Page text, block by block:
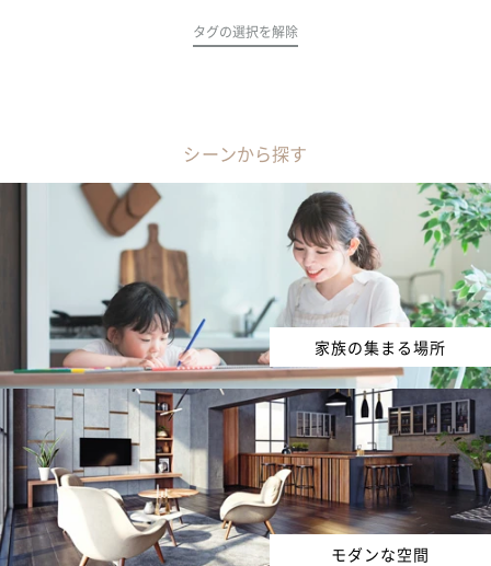
タグの選択を解除
シーンから探す
家族の集まる場所
モダンな空間